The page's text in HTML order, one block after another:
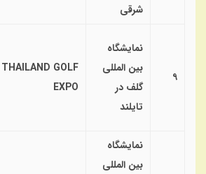
شرقی
۹
نمایشگاه
بین المللی
گلف در
تایلند
THAILAND GOLF
EXPO
نمایشگاه
بین المللی